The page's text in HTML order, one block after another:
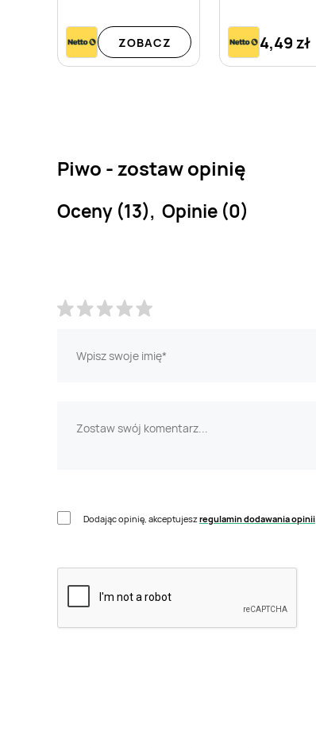
ZOBACZ 4,49 zł
Piwo - zostaw opinię
Oceny (13), Opinie (0)
Dodając opinię, akceptujeszregulamin dodawania opinii